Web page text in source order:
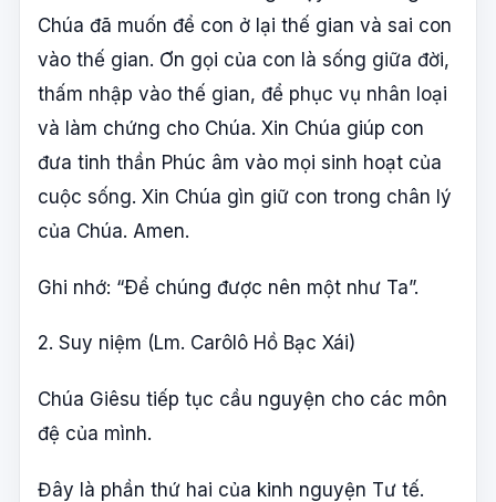
Chúa đã muốn để con ở lại thế gian và sai con
vào thế gian. Ơn gọi của con là sống giữa đời,
thấm nhập vào thế gian, để phục vụ nhân loại
và làm chứng cho Chúa. Xin Chúa giúp con
đưa tinh thần Phúc âm vào mọi sinh hoạt của
cuộc sống. Xin Chúa gìn giữ con trong chân lý
của Chúa. Amen.
Ghi nhớ: “Ðể chúng được nên một như Ta”.
2. Suy niệm (Lm. Carôlô Hồ Bạc Xái)
Chúa Giêsu tiếp tục cầu nguyện cho các môn
đệ của mình.
Đây là phần thứ hai của kinh nguyện Tư tế.